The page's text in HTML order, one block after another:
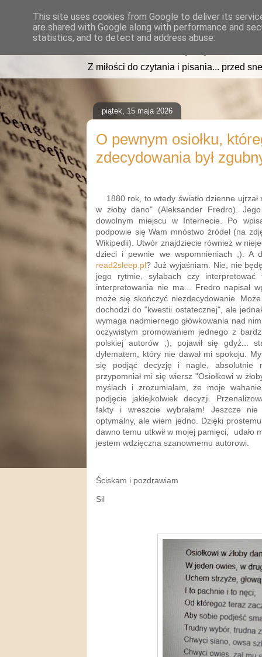
read2sleep.pl
Z miłości do czytania i pisania... przed
piątek, 15 maja 2026
O pewnym osiołku,
zdecydowania był
1880 rok, to wtedy światło dzienne ujrzał
w żłoby dano" (Aleksander Fredro).
dowolnym miejscu w Internecie. Po
podpowie się Wam mnóstwo źródeł (na
Wikipedii). Utwór znajdziecie również w
dzieci i pewnie we wspomnieniach ;). A
read2sleep.pl ? Już wyjaśniam. Nie, nie
jego rytmie, sylabach czy
interpretowania nie ma... Fredro napisał
może się skończyć niezdecydowanie.
dochodzi do "kwestii ostatecznej", ale
wymaga nadmiernego główkowania nad
oczywistym promowaniem jednego z
polskiej autorów ;), pojawił się gdyż...
dylematem, który nie dawał mi spokoju.
się podjąć decyzję i nagle, absolutnie
przypomniał mi się wiersz "Osiołkowi w
myślach i zrozumiałam, że moje
podjęcie jakiejkolwiek decyzji.
fakty i wreszcie wybrałam! Jeszcze
optymalny, ale wiem jedno. Dzięki
dawno temu utkwił w mojej pamięci, udało
jestem wdzięczna szanownemu autorowi.
Ściskam i pozdrawiam
Sil
This site uses cookies from Google to deliver its
are shared with Google along with performance and
statistics, and to detect and address abuse.